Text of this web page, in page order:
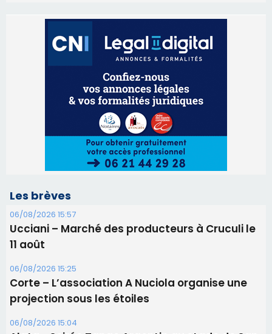
Les brèves
06/08/2026 15:57
Ucciani – Marché des producteurs à Cruculi le
11 août
06/08/2026 15:25
Corte – L’association A Nuciola organise une
projection sous les étoiles
06/08/2026 15:04